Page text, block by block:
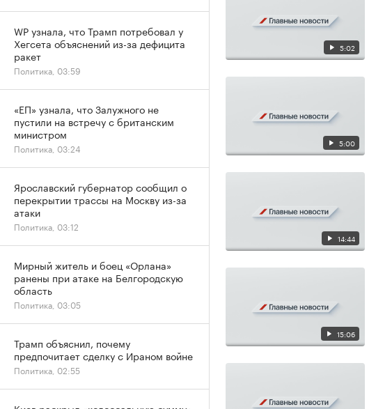
5:02
5:00
14:44
15:06
WP узнала, что Трамп потребовал у
Хегсета объяснений из-за дефицита
ракет
Политика, 03:59
«ЕП» узнала, что Залужного не
пустили на встречу с британским
министром
Политика, 03:24
Ярославский губернатор сообщил о
перекрытии трассы на Москву из-за
атаки
Политика, 03:12
Мирный житель и боец «Орлана»
ранены при атаке на Белгородскую
область
Политика, 03:05
Трамп объяснил, почему
предпочитает сделку с Ираном войне
Политика, 02:55